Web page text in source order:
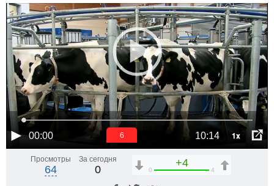
00:00 10:14 1x
6
Просмотры
64
За сегодня
0
+4
0 4